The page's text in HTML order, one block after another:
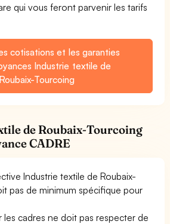
qui vous feront parvenir les tarifs
cotisations et les garanties
Industrie textile de
Roubaix-Tourcoing
de Roubaix-Tourcoing
CADRE
Industrie textile de Roubaix-
pas de minimum spécifique pour
les cadres ne doit pas respecter de